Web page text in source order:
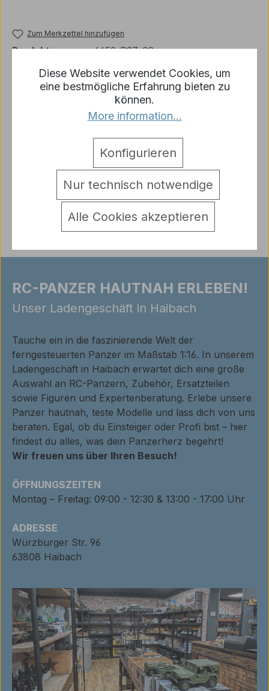
Zum Merkzettel hinzufügen
Produktnummer:6659-R27-02
1/16 Kessel aus Kunststoff für Diorama
Details/Lieferumfang: 1 x Kessel in 1/16 …
Warnhinweise
Bewertungen
RC-PANZER HAUTNAH ERLEBEN!
Unser Ladengeschäft in Haibach
Tauche ein in die faszinierende Welt der
ferngesteuerten Panzer im Maßstab 1:16. In unserem
Ladengeschäft in Haibach erwartet dich eine große
Auswahl an RC-Panzern, Zubehör, Ersatzteilen
sowie Figuren und Expertenberatung. Erlebe unsere
Panzer hautnah, teste Modelle und lass dich von uns
beraten. Egal, ob du Einsteiger oder Profi bist – hier
findest du alles, was dein Panzerherz begehrt!
Wir freuen uns über Ihren Besuch!
ÖFFNUNGSZEITEN
Montag – Freitag: 09:00 - 12:30 & 13:00 - 17:00 Uhr
ADRESSE
Würzburger Str. 96
63808 Haibach
Diese Website verwendet Cookies, um
eine bestmögliche Erfahrung bieten zu
können.
More information...
Nur technisch notwendige
Konfigurieren
Alle Cookies akzeptieren